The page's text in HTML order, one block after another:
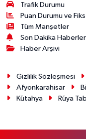
Trafik Durumu
Puan Durumu ve
Tüm Manşetler
Son Dakika
Haber Arşivi
Gizlilik Sözleşmesi
Afyonkarahisar
Kütahya
Rüya